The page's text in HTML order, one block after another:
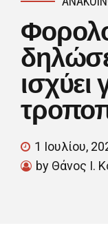
ισχύει
1 Ιουλίου,
by Θάνος Ι.